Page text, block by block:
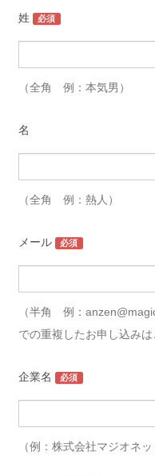
姓
（全角 例：本気男）
名
（全角 例：熱人）
メール
（半角 例：
での重複したお申し込み
企業名
（例：株式会社マジオネッ